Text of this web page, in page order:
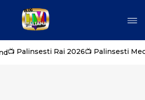
📺 Palinsesti Rai 2026📺 Palinsesti